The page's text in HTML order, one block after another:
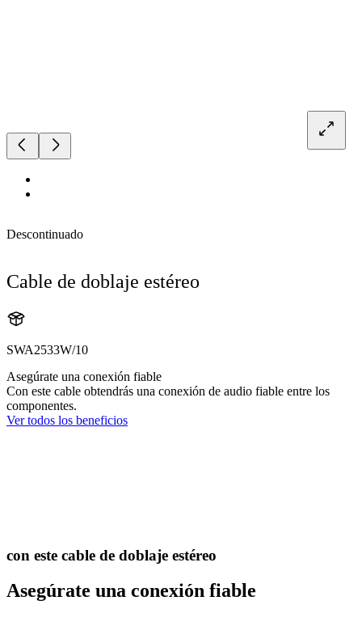
Descontinuado
Cable de doblaje estéreo
SWA2533W/10
Asegúrate una conexión fiable
Con este cable obtendrás una conexión de audio fiable entre los
componentes.
Ver todos los beneficios
con este cable de doblaje estéreo
Asegúrate una conexión fiable